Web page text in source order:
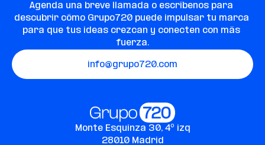
Agenda una breve llamada o escríbenos para
descubrir cómo Grupo720 puede impulsar tu marca
para que tus ideas crezcan y conecten con más
fuerza.
info@grupo720.com
Monte Esquinza 30, 4º izq
28010 Madrid